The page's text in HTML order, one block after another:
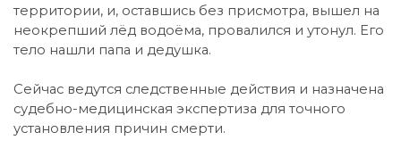
территории, и, оставшись без присмотра, вышел на
неокрепший лёд водоёма, провалился и утонул. Его
тело нашли папа и дедушка.
Сейчас ведутся следственные действия и назначена
судебно-медицинская экспертиза для точного
установления причин смерти.